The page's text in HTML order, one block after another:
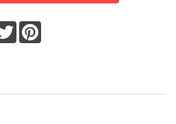
Twitter